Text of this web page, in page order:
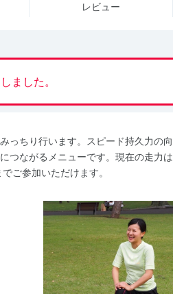
レビュー
ました。
っちり行います。スピード持久力の
つながるメニューです。現在の走力
ご参加いただけます。